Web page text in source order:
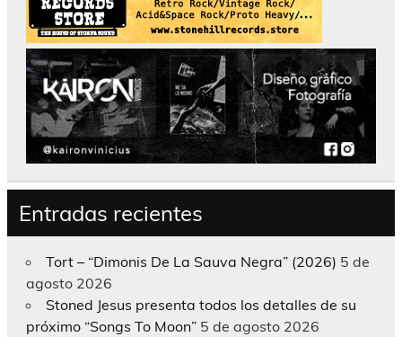
Entradas recientes
Tort – “Dimonis De La Sauva Negra” (2026) 5 de
agosto 2026
Stoned Jesus presenta todos los detalles de su
próximo “Songs To Moon” 5 de agosto 2026